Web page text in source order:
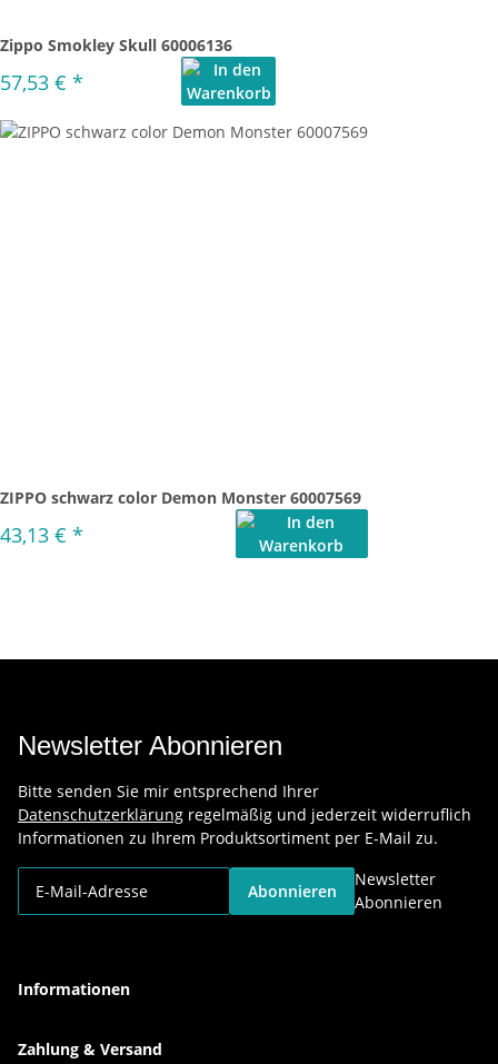
Zippo Smokley Skull 60006136
57,53 € *
ZIPPO schwarz color Demon Monster 60007569
43,13 € *
Newsletter Abonnieren
Bitte senden Sie mir entsprechend Ihrer
Datenschutzerklärung regelmäßig und jederzeit widerruflich
Informationen zu Ihrem Produktsortiment per E-Mail zu.
Abonnieren
Newsletter
Abonnieren
Informationen
Zahlung & Versand